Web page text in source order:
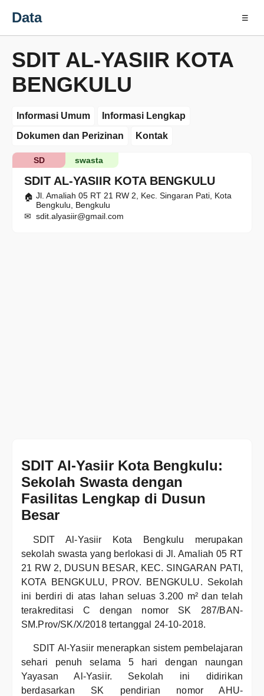
Data ☰
SDIT AL-YASIIR KOTA
BENGKULU
Informasi Umum
Informasi Lengkap
Dokumen dan Perizinan
Kontak
SDIT AL-YASIIR KOTA BENGKULU
swasta
SD
Jl. Amaliah 05 RT 21 RW 2, Kec. Singaran Pati, Kota
Bengkulu, Bengkulu
sdit.alyasiir@gmail.com
SDIT Al-Yasiir Kota Bengkulu:
Sekolah Swasta dengan
Fasilitas Lengkap di Dusun
Besar
SDIT Al-Yasiir Kota Bengkulu merupakan
sekolah swasta yang berlokasi di Jl. Amaliah 05 RT
21 RW 2, DUSUN BESAR, KEC. SINGARAN PATI,
KOTA BENGKULU, PROV. BENGKULU. Sekolah
ini berdiri di atas lahan seluas 3.200 m² dan telah
terakreditasi C dengan nomor SK 287/BAN-
SM.Prov/SK/X/2018 tertanggal 24-10-2018.
SDIT Al-Yasiir menerapkan sistem pembelajaran
sehari penuh selama 5 hari dengan naungan
Yayasan Al-Yasiir. Sekolah ini didirikan
berdasarkan SK pendirian nomor AHU-